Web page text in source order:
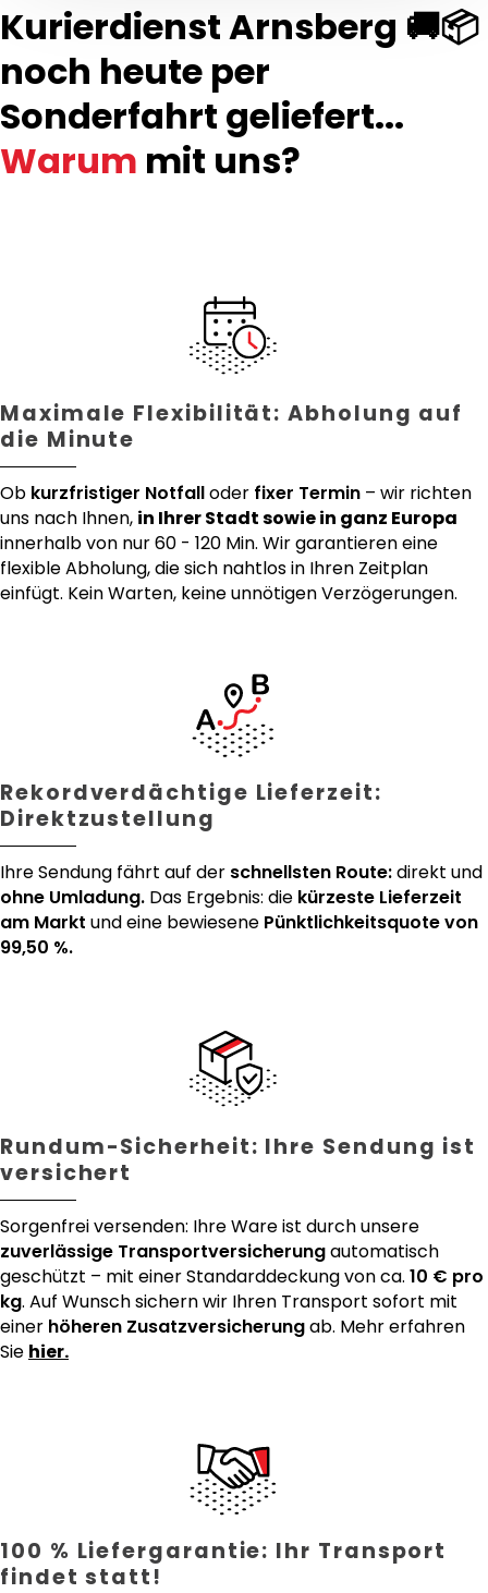
Kurierdienst Arnsberg 🚚📦
noch heute per
Sonderfahrt geliefert...
Warum mit uns?
Maximale Flexibilität: Abholung auf
die Minute
Ob kurzfristiger Notfalloder fixer Termin – wir richten
uns nach Ihnen, in Ihrer Stadt sowie in ganz Europa
innerhalb von nur 60 - 120 Min. Wir garantieren eine
flexible Abholung, die sich nahtlos in Ihren Zeitplan
einfügt. Kein Warten, keine unnötigen Verzögerungen.
Rekordverdächtige Lieferzeit:
Direktzustellung
Ihre Sendung fährt auf der schnellsten Route:direkt und
ohne Umladung. Das Ergebnis: die kürzeste Lieferzeit
am Markt und eine bewiesene Pünktlichkeitsquote von
99,50 %.
Rundum-Sicherheit: Ihre Sendung ist
versichert
Sorgenfrei versenden: Ihre Ware ist durch unsere
zuverlässige Transportversicherungautomatisch
geschützt – mit einer Standarddeckung von ca. 10 € pro
kg. Auf Wunsch sichern wir Ihren Transport sofort mit
einer höheren Zusatzversicherungab. Mehr erfahren
Sie hier.
100 % Liefergarantie: Ihr Transport
findet statt!